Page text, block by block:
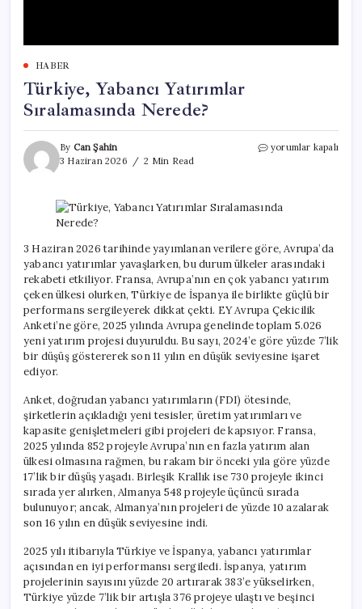
HABER
Türkiye, Yabancı Yatırımlar
Sıralamasında Nerede?
By Can Şahin
3 Haziran 2026
2 Min Read
Türkiye,
Nerede?
yorumlar kapalı
3 Haziran 2026 tarihinde yayımlanan verilere göre, Avrupa’da
yabancı yatırımlar yavaşlarken, bu durum ülkeler arasındaki
rekabeti etkiliyor. Fransa, Avrupa’nın en çok yabancı yatırım
çeken ülkesi olurken, Türkiye de İspanya ile birlikte güçlü bir
performans sergileyerek dikkat çekti. EY Avrupa Çekicilik
Anketi’ne göre, 2025 yılında Avrupa genelinde toplam 5.026
yeni yatırım projesi duyuruldu. Bu sayı, 2024’e göre yüzde 7’lik
bir düşüş göstererek son 11 yılın en düşük seviyesine işaret
ediyor.
Anket, doğrudan yabancı yatırımların (FDI) ötesinde,
şirketlerin açıkladığı yeni tesisler, üretim yatırımları ve
kapasite genişletmeleri gibi projeleri de kapsıyor. Fransa,
2025 yılında 852 projeyle Avrupa’nın en fazla yatırım alan
ülkesi olmasına rağmen, bu rakam bir önceki yıla göre yüzde
17’lik bir düşüş yaşadı. Birleşik Krallık ise 730 projeyle ikinci
sırada yer alırken, Almanya 548 projeyle üçüncü sırada
bulunuyor; ancak, Almanya’nın projeleri de yüzde 10 azalarak
son 16 yılın en düşük seviyesine indi.
2025 yılı itibarıyla Türkiye ve İspanya, yabancı yatırımlar
açısından en iyi performansı sergiledi. İspanya, yatırım
projelerinin sayısını yüzde 20 artırarak 383’e yükselirken,
Türkiye yüzde 7’lik bir artışla 376 projeye ulaştı ve beşinci